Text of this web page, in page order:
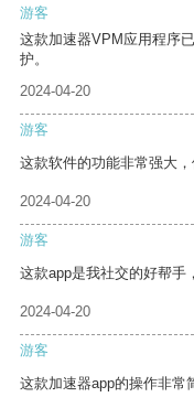
游客
这款加速器VPM应用程序
护。
2024-04-20
游客
这款软件的功能非常强大，
2024-04-20
游客
这款app是我社交的好帮手
2024-04-20
游客
这款加速器app的操作非常